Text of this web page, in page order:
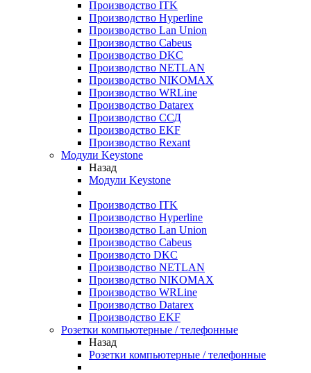
Производство ITK
Производство Hyperline
Производство Lan Union
Производство Cabeus
Производство DKC
Производство NETLAN
Производство NIKOMAX
Производство WRLine
Производство Datarex
Производство ССД
Производство EKF
Производство Rexant
Модули Keystone
Назад
Модули Keystone
Производство ITK
Производство Hyperline
Производство Lan Union
Производство Cabeus
Производсто DKC
Производство NETLAN
Производство NIKOMAX
Производство WRLine
Производство Datarex
Производство EKF
Розетки компьютерные / телефонные
Назад
Розетки компьютерные / телефонные